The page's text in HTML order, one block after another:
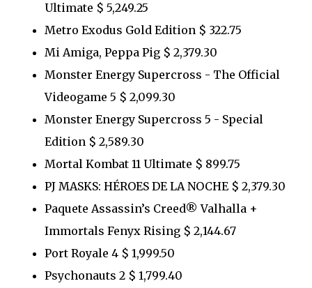
Ultimate $ 5,249.25
Metro Exodus Gold Edition $ 322.75
Mi Amiga, Peppa Pig $ 2,379.30
Monster Energy Supercross - The Official
Videogame 5 $ 2,099.30
Monster Energy Supercross 5 - Special
Edition $ 2,589.30
Mortal Kombat 11 Ultimate $ 899.75
PJ MASKS: HÉROES DE LA NOCHE $ 2,379.30
Paquete Assassin’s Creed® Valhalla +
Immortals Fenyx Rising $ 2,144.67
Port Royale 4 $ 1,999.50
Psychonauts 2 $ 1,799.40